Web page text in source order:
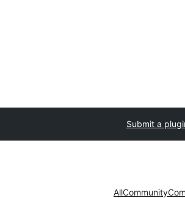
Submit a
AllCommunity